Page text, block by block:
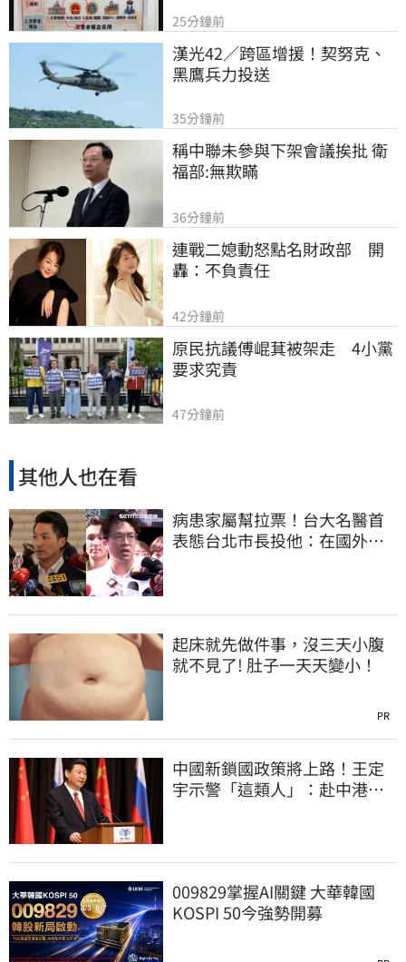
25分鐘前
漢光42／跨區增援！契努克、
黑鷹兵力投送
35分鐘前
稱中聯未參與下架會議挨批 衛
福部:無欺瞞
36分鐘前
連戰二媳動怒點名財政部　開
轟：不負責任
42分鐘前
原民抗議傅崐萁被架走　4小黨
要求究責
47分鐘前
其他人也在看
病患家屬幫拉票！台大名醫首
表態台北市長投他：在國外也
起床就先做件事，沒三天小腹
就不見了! 肚子一天天變小！
PR
中國新鎖國政策將上路！王定
宇示警「這類人」：赴中港澳
009829掌握AI關鍵 大華韓國
KOSPI 50今強勢開募